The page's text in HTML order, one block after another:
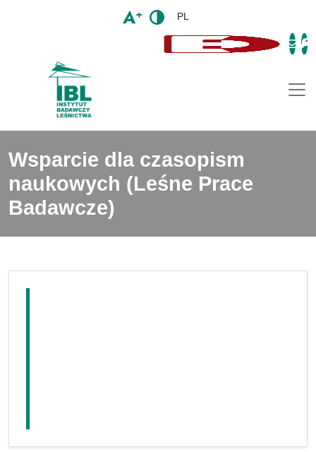
PL
Wsparcie dla czasopism
naukowych (Leśne Prace
Badawcze)